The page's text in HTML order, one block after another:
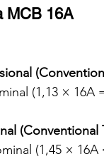
MCB 16A
(1,13 ×
(Conventional
(1,45 × 16A